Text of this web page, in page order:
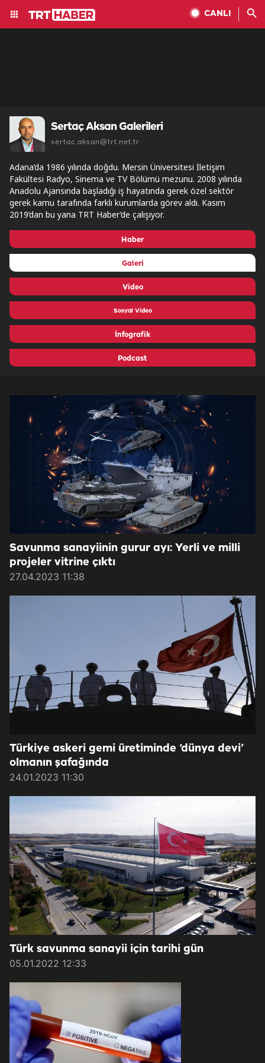
CANLI
Sertaç Aksan Galerileri
sertac.aksan@trt.net.tr
Adana’da 1986 yılında doğdu. Mersin Üniversitesi İletişim
Fakültesi Radyo, Sinema ve TV Bölümü mezunu. 2008 yılında
Anadolu Ajansında başladığı iş hayatında gerek özel sektör
gerek kamu tarafında farklı kurumlarda görev aldı. Kasım
2019’dan bu yana TRT Haber’de çalışıyor.
Haber
Galeri
Video
Sosyal Video
İnfografik
Podcast
Savunma sanayiinin gurur ayı: Yerli ve milli
projeler vitrine çıktı
27.04.2023 11:38
Türkiye askeri gemi üretiminde ‘dünya devi’
olmanın şafağında
24.01.2023 11:30
Türk savunma sanayii için tarihi gün
05.01.2022 12:33